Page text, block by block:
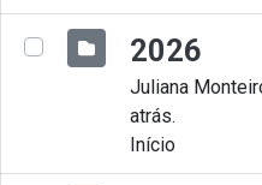
2026
Juliana
atrás.
Início